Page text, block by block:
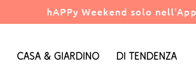
hAPPy Weekend solo
Casa & Giardino Di tendenza